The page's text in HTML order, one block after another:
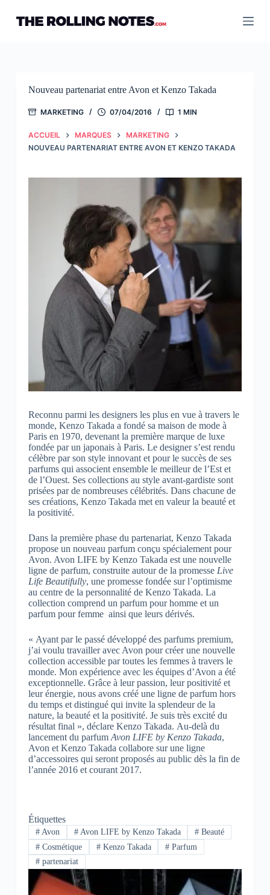
contenu
Nouveau partenariat entre Avon et Kenzo Takada
MARKETING 07/04/2016 1 MIN
ACCUEIL MARQUES
MARKETING
NOUVEAU PARTENARIAT ENTRE AVON ET KENZO TAKADA
Reconnu parmi les designers les plus en vue à travers le
monde, Kenzo Takada a fondé sa maison de mode à
Paris en 1970, devenant la première marque de luxe
fondée par un japonais à Paris. Le designer s’est rendu
célèbre par son style innovant et pour le succès de ses
parfums qui associent ensemble le meilleur de l’Est et
de l’Ouest. Ses collections au style avant-gardiste sont
prisées par de nombreuses célébrités. Dans chacune de
ses créations, Kenzo Takada met en valeur la beauté et
la positivité.
Dans la première phase du partenariat, Kenzo Takada
propose un nouveau parfum conçu spécialement pour
Avon. Avon LIFE by Kenzo Takada est une nouvelle
ligne de parfum, construite autour de la promesse Live
Life Beautifully, une promesse fondée sur l’optimisme
au centre de la personnalité de Kenzo Takada. La
collection comprend un parfum pour homme et un
parfum pour femme ainsi que leurs dérivés.
« Ayant par le passé développé des parfums premium,
j’ai voulu travailler avec Avon pour créer une nouvelle
collection accessible par toutes les femmes à travers le
monde. Mon expérience avec les équipes d’Avon a été
exceptionnelle. Grâce à leur passion, leur positivité et
leur énergie, nous avons créé une ligne de parfum hors
du temps et distingué qui invite la splendeur de la
nature, la beauté et la positivité. Je suis très excité du
résultat final », déclare Kenzo Takada. Au-delà du
lancement du parfum Avon LIFE by Kenzo Takada,
Avon et Kenzo Takada collabore sur une ligne
d’accessoires qui seront proposés au public dès la fin de
l’année 2016 et courant 2017.
Étiquettes
#Avon #Avon LIFE by Kenzo Takada # Beauté
#Cosmétique #Kenzo Takada # Parfum
#partenariat